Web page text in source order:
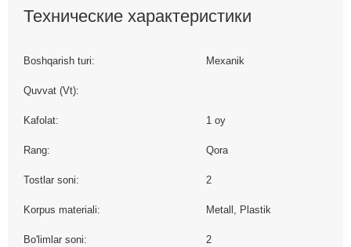
Технические характеристики
Boshqarish turi: Mexanik
Quvvat (Vt):
Kafolat: 1 oy
Rang: Qora
Tostlar soni: 2
Korpus materiali: Metall, Plastik
Bo'limlar soni: 2